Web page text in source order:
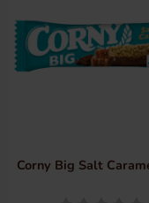
Corny Big Salt